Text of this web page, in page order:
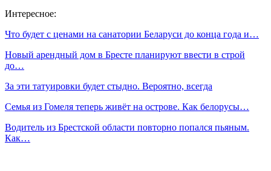
Интересное:
Что будет с ценами на санатории Беларуси до конца года и…
Новый арендный дом в Бресте планируют ввести в строй
до…
За эти татуировки будет стыдно. Вероятно, всегда
Семья из Гомеля теперь живёт на острове. Как белорусы…
Водитель из Брестской области повторно попался пьяным.
Как…